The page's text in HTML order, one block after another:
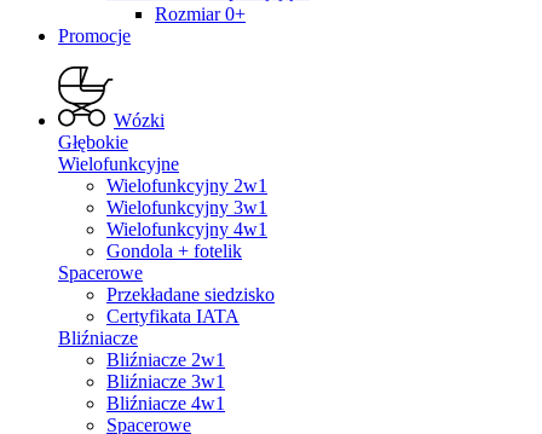
Rozmiar 0+
Promocje
Wózki
Głębokie
Wielofunkcyjne
Wielofunkcyjny 2w1
Wielofunkcyjny 3w1
Wielofunkcyjny 4w1
Gondola + fotelik
Spacerowe
Przekładane siedzisko
Certyfikata IATA
Bliźniacze
Bliźniacze 2w1
Bliźniacze 3w1
Bliźniacze 4w1
Spacerowe